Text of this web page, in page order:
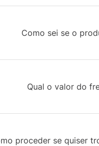
Como sei se o
Qual o valor do
proceder se quiser